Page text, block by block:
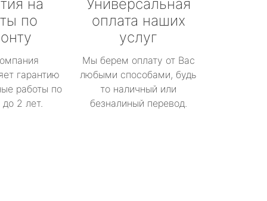
на
по
гарантию
работы по
2 лет.
Универсальная
оплата наших
услуг
Мы берем оплату от Вас
любыми способами, будь
то наличный или
безналиный перевод.